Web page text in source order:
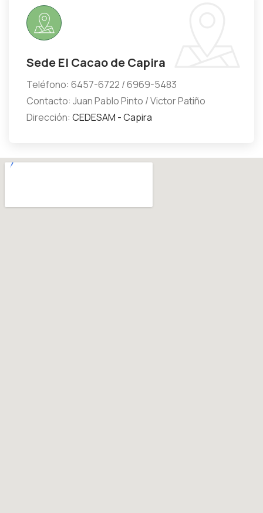
Sede El Cacao de Capira
Teléfono: 6457-6722 / 6969-5483
Contacto: Juan Pablo Pinto / Victor Patiño
Dirección: CEDESAM - Capira